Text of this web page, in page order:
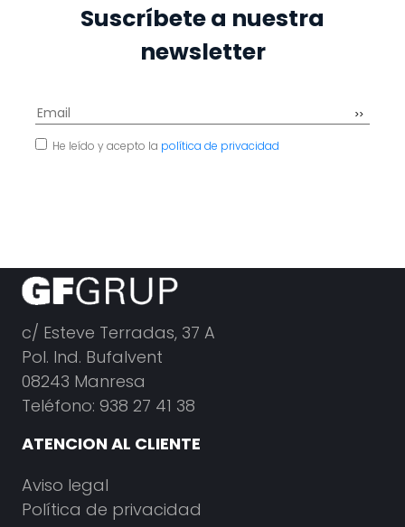
Suscríbete a nuestra
newsletter
He leído y acepto la política de privacidad
c/ Esteve Terradas, 37 A
Pol. Ind. Bufalvent
08243 Manresa
Teléfono: 938 27 41 38
ATENCION AL CLIENTE
Aviso legal
Política de privacidad